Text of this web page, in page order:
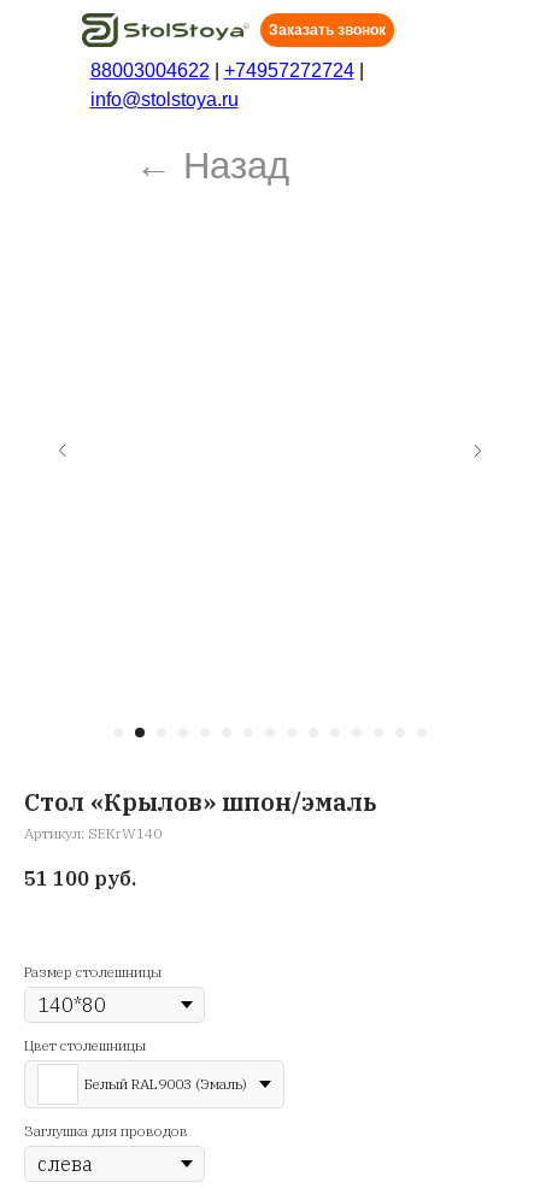
88003004622 +74957272724|
info@stolstoya.ru
Заказать звонок
← Назад
Стол «Крылов» шпон/эмаль
Артикул: SEKrW140
51 100 руб.
Размер столешницы
Цвет столешницы
Белый RAL9003 (Эмаль)
Заглушка для проводов